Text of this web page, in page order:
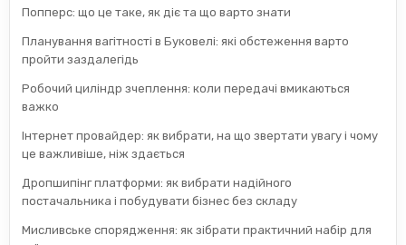
Попперс: що це таке, як діє та що варто знати
Планування вагітності в Буковелі: які обстеження варто
пройти заздалегідь
Робочий циліндр зчеплення: коли передачі вмикаються
важко
Інтернет провайдер: як вибрати, на що звертати увагу і чому
це важливіше, ніж здається
Дропшипінг платформи: як вибрати надійного
постачальника і побудувати бізнес без складу
Мисливське спорядження: як зібрати практичний набір для